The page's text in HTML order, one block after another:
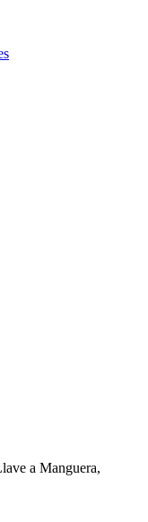
a Manguera,